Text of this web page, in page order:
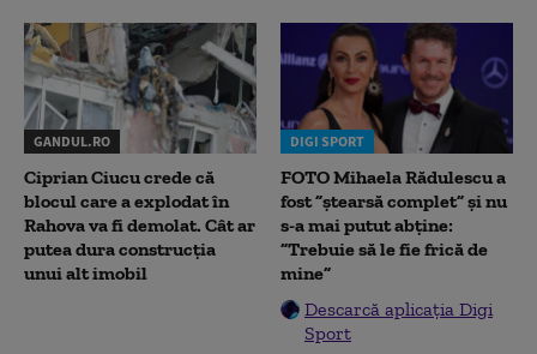
GANDUL.RO
Ciprian Ciucu crede că
blocul care a explodat în
Rahova va fi demolat. Cât ar
putea dura construcția
unui alt imobil
DIGI SPORT
FOTO Mihaela Rădulescu a
fost ”ștearsă complet” și nu
s-a mai putut abține:
”Trebuie să le fie frică de
mine”
Descarcă aplicația Digi
Sport